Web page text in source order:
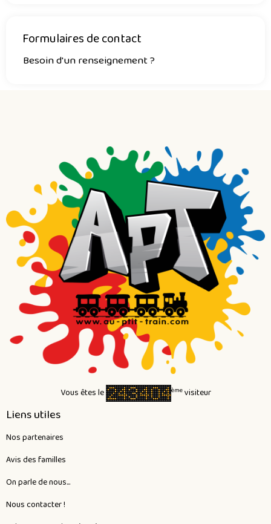
Formulaires de contact
Besoin d'un renseignement ?
Vous êtes le èmevisiteur
Liens utiles
Nos partenaires
Avis des familles
On parle de nous...
Nous contacter !